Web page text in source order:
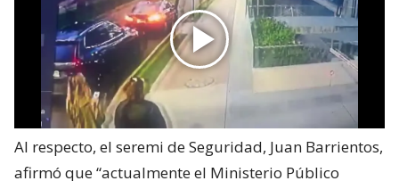
Al respecto, el seremi de Seguridad, Juan Barrientos,
afirmó que “actualmente el Ministerio Público